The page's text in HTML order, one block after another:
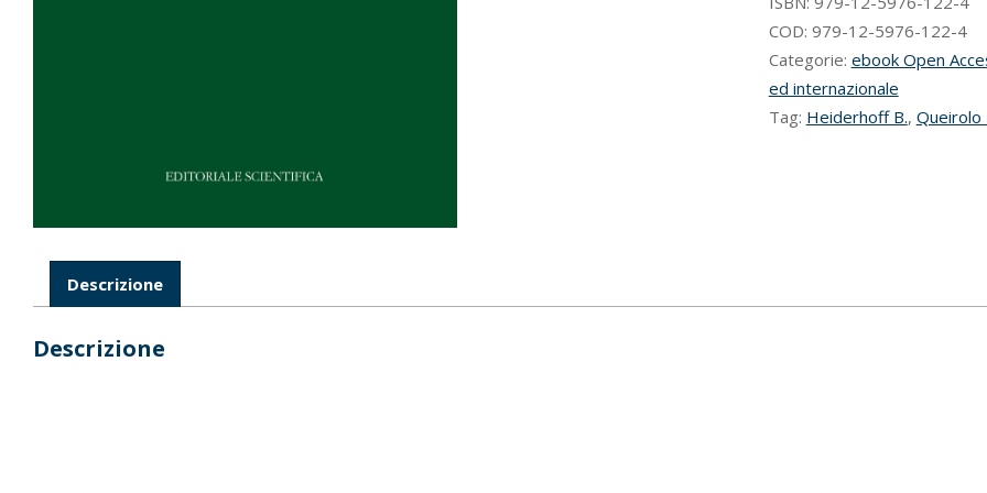
COD: 979-12-5976-122-4
Categorie: ebook Open
ed internazionale
Tag: Heiderhoff B., Queirolo
Descrizione
Descrizione